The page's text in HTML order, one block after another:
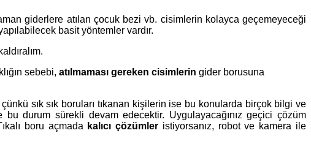
giderlere atılan çocuk bezi vb. cisimlerin kolayca geçemeyeceği
basit yöntemler vardır.
sebebi, atılmaması gereken cisimlerin gider borusuna
sık sık boruları tıkanan kişilerin ise bu konularda birçok bilgi ve
durum sürekli devam edecektir. Uygulayacağınız geçici çözüm
boru açmada kalıcı çözümler istiyorsanız, robot ve kamera ile